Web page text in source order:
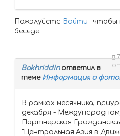
Пожалуйста Войти , чтобы
беседе.
Bakhriddinответил в
теме Информация о
В рамках месячника,
декабря -
Партнерская
"Центральная Азия в